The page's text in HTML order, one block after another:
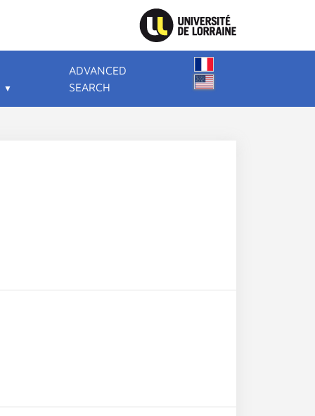
ADVANCED
SEARCH